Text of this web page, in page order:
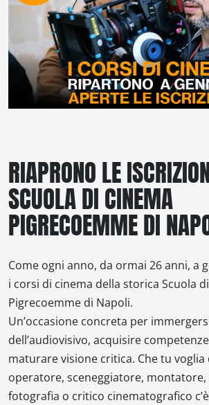
RIAPRONO LE
SCUOLA DI CINEMA
PIGRECOEMME DI
Come ogni anno, da ormai 26 anni, a
i corsi di cinema della storica Scuola
Pigrecoemme di Napoli.
Un’occasione concreta per
dell’audiovisivo, acquisire
maturare visione critica. Che tu
operatore, sceneggiatore,
fotografia o critico cinematografico